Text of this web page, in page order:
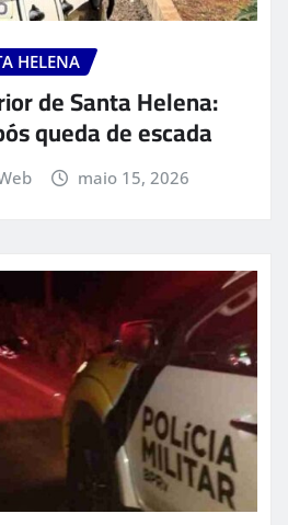
HELENA
de Santa Helena:
queda de escada
maio 15, 2026